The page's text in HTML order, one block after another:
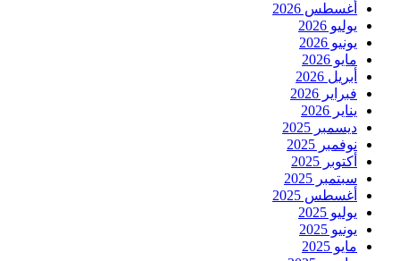
أغسطس 2026
يوليو 2026
يونيو 2026
مايو 2026
أبريل 2026
فبراير 2026
يناير 2026
ديسمبر 2025
نوفمبر 2025
أكتوبر 2025
سبتمبر 2025
أغسطس 2025
يوليو 2025
يونيو 2025
مايو 2025